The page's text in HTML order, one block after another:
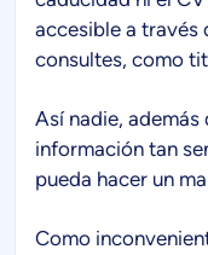
accesible a través
consultes, como
Así nadie, además
información tan
pueda hacer un
Como